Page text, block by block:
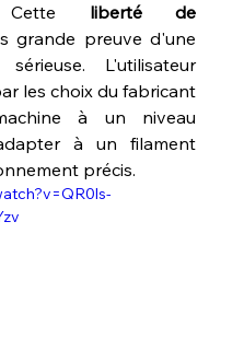
Cette liberté de
grande preuve d'une
L'utilisateur
les choix du fabricant
à un niveau
à un filament
précis.